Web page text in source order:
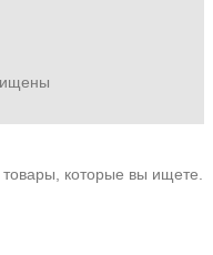
товары, которые вы ищете.